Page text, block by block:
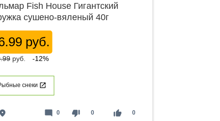
Fish House Гигантский
сушено-вяленый 40г
руб.
руб. -12%
снеки
place thumb_down 0 thumb_up 0
mode_comment 0